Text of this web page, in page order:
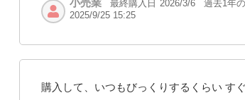
小売業
最終購入日 2026/3/6 過去1年
2025/9/25 15:25
購入して、いつもびっくりするくらい す